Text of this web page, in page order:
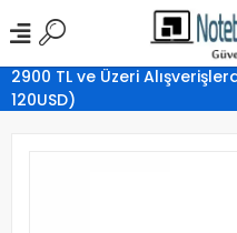
2900 TL ve Üzeri
120USD)